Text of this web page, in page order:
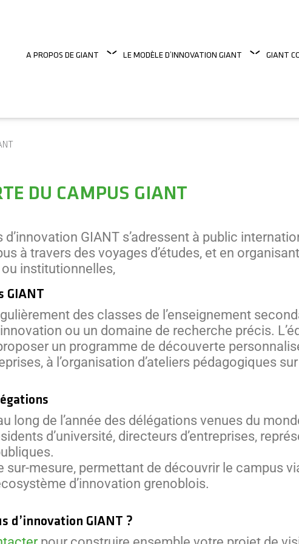
A PROPOS DE GIANT LE MODÈLE D’INNOVATION GIANT GIANT
DU CAMPUS GIANT
GIANT s’adressent à public
à travers des voyages d’études, et en
institutionnelles,
GIANT
des classes de l’enseignement
ou un domaine de recherche précis.
un programme de découverte
à l’organisation d’ateliers pédagogiques
long de l’année des délégations venues du
d’université, directeurs d’entreprises,
sur-mesure, permettant de découvrir le campus
d’innovation grenoblois.
d’innovation GIANT ?